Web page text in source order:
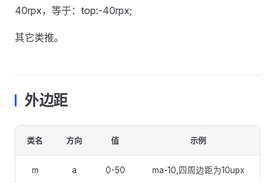
40rpx，等于：top:-40rpx;
其它类推。
外边距
类名 方向 值 示例
m a 0-50 ma-10,四周边距为10upx